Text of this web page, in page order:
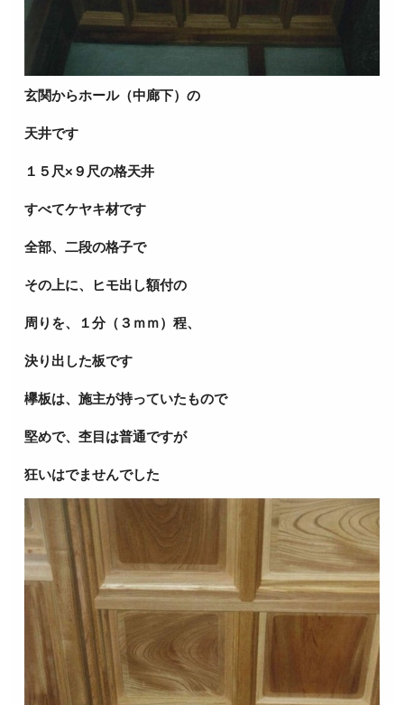
玄関からホール（中廊下）の
天井です
１５尺×９尺の格天井
すべてケヤキ材です
全部、二段の格子で
その上に、ヒモ出し額付の
周りを、１分（３ｍｍ）程、
決り出した板です
欅板は、施主が持っていたもので
堅めで、杢目は普通ですが
狂いはでませんでした